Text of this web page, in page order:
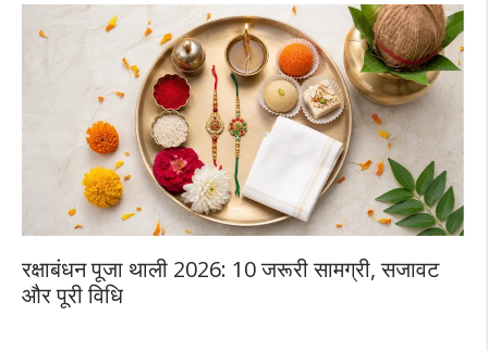
रक्षाबंधन पूजा थाली 2026: 10 जरूरी सामग्री, सजावट
और पूरी विधि